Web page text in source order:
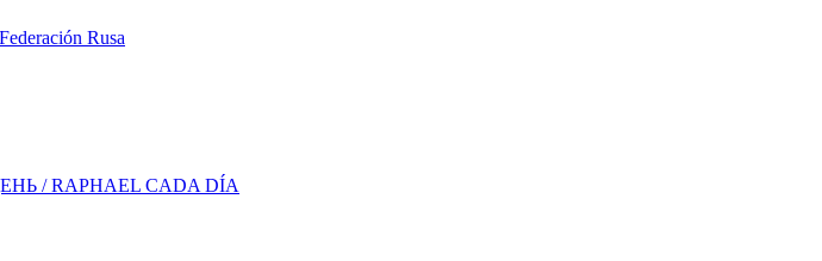
Rusa
/ RAPHAEL CADA DÍA